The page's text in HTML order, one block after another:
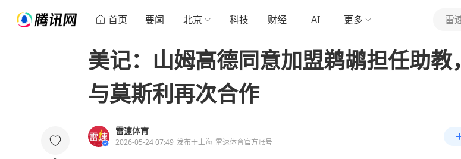
首页 要闻 北京 科技 财经 AI 更多
美记：山姆高德同意加盟鹈鹕担任助教，
与莫斯利再次合作
雷速体育
2026-05-24 07:49 发布于上海 雷速体育官方账号